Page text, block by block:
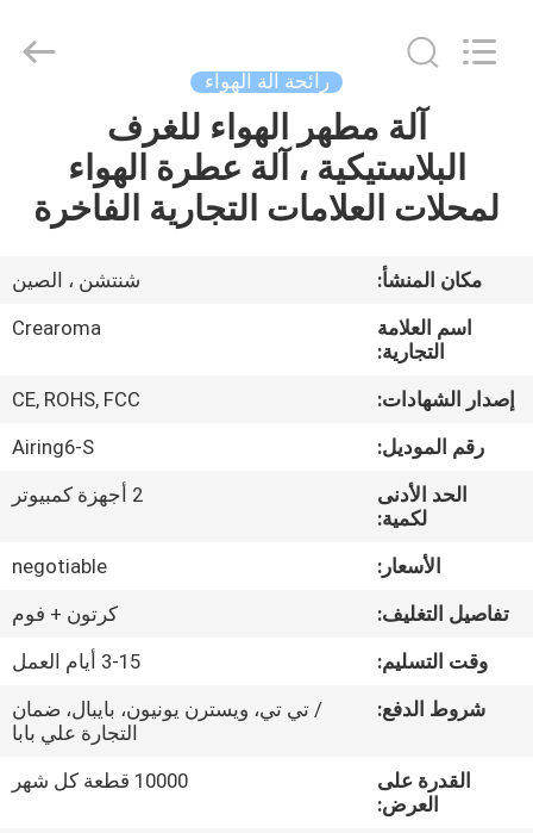
أشرطة
عرض
الواقع
الافتراضي
معلومات
عنا
جولة
المعمل
Market.
رائحة آلة الهواء
آلة مطهر الهواء للغرف
البلاستيكية ، آلة عطرة الهواء
لمحلات العلامات التجارية الفاخرة
مكان المنشأ:
شنتشن ، الصين
اسم العلامة
التجارية:
Crearoma
إصدار الشهادات:
CE, ROHS, FCC
رقم الموديل:
Airing6-S
الحد الأدنى
لكمية:
2 أجهزة كمبيوتر
الأسعار:
negotiable
تفاصيل التغليف:
كرتون + فوم
وقت التسليم:
3-15 أيام العمل
شروط الدفع:
/ تي تي، ويسترن يونيون، بايبال، ضمان
التجارة علي بابا
القدرة على
العرض:
10000 قطعة كل شهر